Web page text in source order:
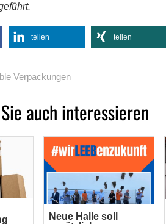
teilen teilen
Verpackungen
auch interessieren
Neue Halle soll